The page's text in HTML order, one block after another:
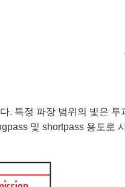
. 특정 파장 범위의 빛은 투
및 shortpass 용도로